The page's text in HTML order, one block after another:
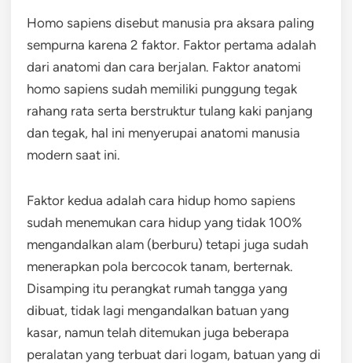
Homo sapiens disebut manusia pra aksara paling
sempurna karena 2 faktor. Faktor pertama adalah
dari anatomi dan cara berjalan. Faktor anatomi
homo sapiens sudah memiliki punggung tegak
rahang rata serta berstruktur tulang kaki panjang
dan tegak, hal ini menyerupai anatomi manusia
modern saat ini.
Faktor kedua adalah cara hidup homo sapiens
sudah menemukan cara hidup yang tidak 100%
mengandalkan alam (berburu) tetapi juga sudah
menerapkan pola bercocok tanam, berternak.
Disamping itu perangkat rumah tangga yang
dibuat, tidak lagi mengandalkan batuan yang
kasar, namun telah ditemukan juga beberapa
peralatan yang terbuat dari logam, batuan yang di